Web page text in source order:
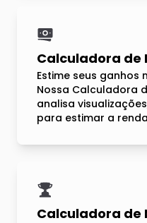
Calculadora de
Estime seus ganhos
Nossa Calculadora
analisa
para estimar a
Calculadora de